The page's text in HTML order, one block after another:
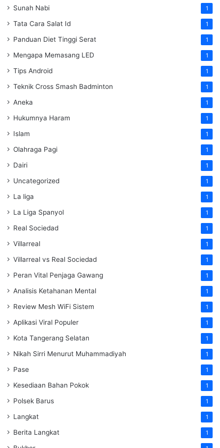
Sunah Nabi 1
Tata Cara Salat Id 1
Panduan Diet Tinggi Serat 1
Mengapa Memasang LED 1
Tips Android 1
Teknik Cross Smash Badminton 1
Aneka 1
Hukumnya Haram 1
Islam 1
Olahraga Pagi 1
Dairi 1
Uncategorized 1
La liga 1
La Liga Spanyol 1
Real Sociedad 1
Villarreal 1
Villarreal vs Real Sociedad 1
Peran Vital Penjaga Gawang 1
Analisis Ketahanan Mental 1
Review Mesh WiFi Sistem 1
Aplikasi Viral Populer 1
Kota Tangerang Selatan 1
Nikah Sirri Menurut Muhammadiyah 1
Pase 1
Kesediaan Bahan Pokok 1
Polsek Barus 1
Langkat 1
Berita Langkat 1